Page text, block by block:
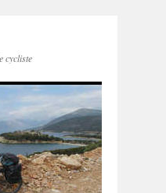
cycliste